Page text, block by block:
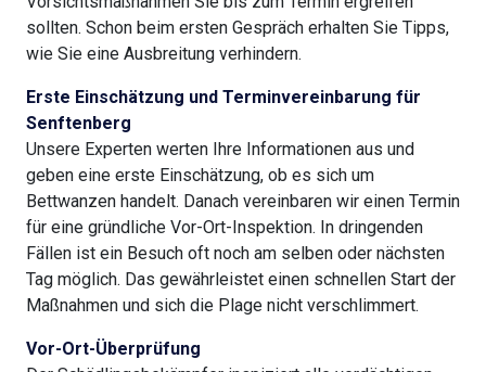
sollten. Schon beim ersten Gespräch erhalten Sie Tipps,
wie Sie eine Ausbreitung verhindern.
Erste Einschätzung und Terminvereinbarung für
Senftenberg
Unsere Experten werten Ihre Informationen aus und
geben eine erste Einschätzung, ob es sich um
Bettwanzen handelt. Danach vereinbaren wir einen Termin
für eine gründliche Vor-Ort-Inspektion. In dringenden
Fällen ist ein Besuch oft noch am selben oder nächsten
Tag möglich. Das gewährleistet einen schnellen Start der
Maßnahmen und sich die Plage nicht verschlimmert.
Vor-Ort-Überprüfung